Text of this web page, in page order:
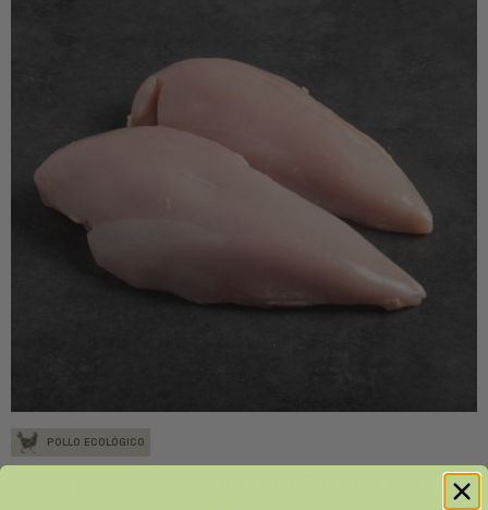
POLLO ECOLÓGICO
PECHUGAS DE POLLO ECOLÓGICO